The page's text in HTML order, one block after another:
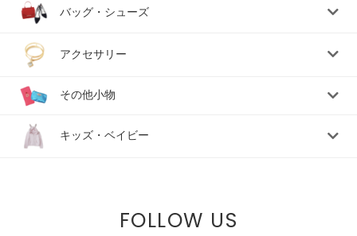
バッグ・シューズ
アクセサリー
その他小物
キッズ・ベイビー
FOLLOW US